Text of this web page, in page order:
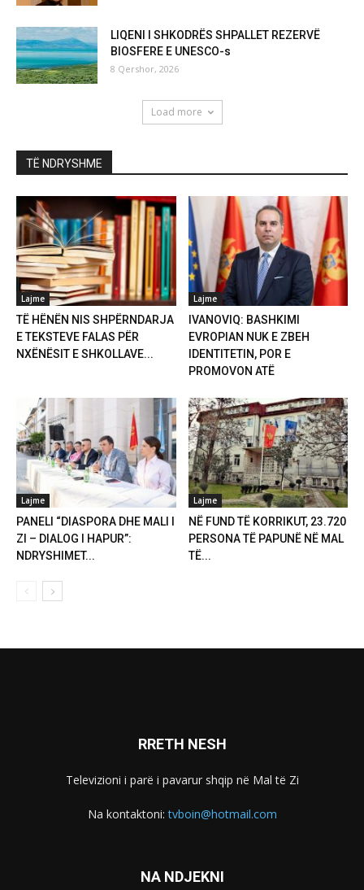
LIQENI I SHKODRËS SHPALLET REZERVË
BIOSFERE E UNESCO-s
8 Qershor, 2026
Load more
TË NDRYSHME
Lajme
TË HËNËN NIS SHPËRNDARJA
E TEKSTEVE FALAS PËR
NXËNËSIT E SHKOLLAVE...
Lajme
IVANOVIQ: BASHKIMI
EVROPIAN NUK E ZBEH
IDENTITETIN, POR E
PROMOVON ATË
Lajme
PANELI “DIASPORA DHE MALI I
ZI – DIALOG I HAPUR”:
NDRYSHIMET...
Lajme
NË FUND TË KORRIKUT, 23.720
PERSONA TË PAPUNË NË MAL
TË...
RRETH NESH
Televizioni i parë i pavarur shqip në Mal të Zi
Na kontaktoni:tvboin@hotmail.com
NA NDJEKNI